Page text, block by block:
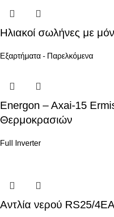
Ηλιακοί σωλήνες με
Εξαρτήματα - Παρελκόμενα
Energon – Axai-15
Θερμοκρασιών
Full Inverter
Αντλία νερού RS25/